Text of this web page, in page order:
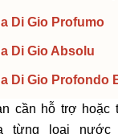
Di Gio Profumo
Di Gio Absolu
Di Gio Profondo
cần hỗ trợ hoặc
từng loại nước